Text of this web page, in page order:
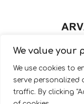
We value your
We use cookies to
serve personalized
traffic. By clicking
© 2022